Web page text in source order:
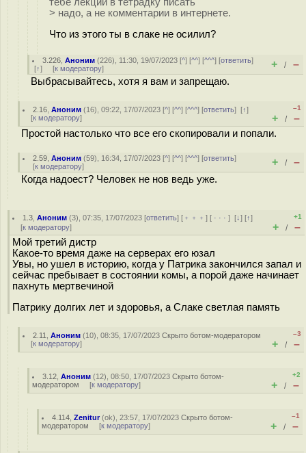
> надо, а не комментарии в интернете.
Что из этого ты в слаке не осилил?
3.226 ,Аноним (226), 11:30, 19/07/2023 [^] [^^] [^^^] [ответить]
[↑] [к модератору] + / –
Выбрасывайтесь, хотя я вам и запрещаю.
2.16 ,Аноним (16), 09:22, 17/07/2023 [^] [^^] [^^^] [ответить][↑]
[к модератору]
–1
+ / –
Простой настолько что все его скопировали и попали.
2.59 ,Аноним (59), 16:34, 17/07/2023 [^] [^^] [^^^] [ответить]
[к модератору] + / –
Когда надоест? Человек не нов ведь уже.
1.3 ,Аноним (3), 07:35, 17/07/2023 [ответить] [ ﹢﹢﹢] [ · · ·][↓] [↑]
[к модератору]
+1
+ / –
Мой третий дистр
Какое-то время даже на серверах его юзал
Увы, но ушел в историю, когда у Патрика закончился запал и
сейчас пребывает в состоянии комы, а порой даже начинает
пахнуть мертвечиной
Патрику долгих лет и здоровья, а Слаке светлая память
2.11 ,Аноним (10), 08:35, 17/07/2023Скрыто ботом-модератором
[к модератору]
–3
+ / –
3.12 ,Аноним (12), 08:50, 17/07/2023Скрыто ботом-
модератором [к модератору]
+2
+ / –
4.114 ,Zenitur(ok), 23:57, 17/07/2023Скрыто ботом-
модератором [к модератору]
–1
+ / –